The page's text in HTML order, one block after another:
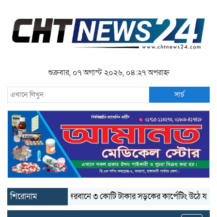
শুক্রবার, ০৭ অগাস্ট ২০২৬, ০৪:২৭ অপরাহ্ন
সার্চ
শিরোনাম বান্দরবানে ৩ কোটি টাকার সড়কের কার্পেটিং উঠে যাচ্ছে